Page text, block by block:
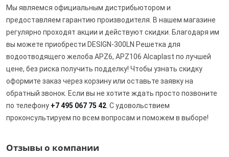
Мы являемся официальным дистрибьютором и
предоставляем гарантию производителя. В нашем магазине
регулярно проходят акции и действуют скидки. Благодаря им
вы можете приобрести DESIGN-300LN Решетка для
водоотводящего желоба APZ6, APZ106 Alcaplast по лучшей
цене, без риска получить подделку! Чтобы узнать скидку
оформите заказ через корзину или оставьте заявку на
обратный звонок. Если вы не хотите ждать просто позвоните
по телефону +7 495 067 75 42 . С удовольствием
проконсультируем по всем вопросам и поможем в выборе!
Отзывы о компании